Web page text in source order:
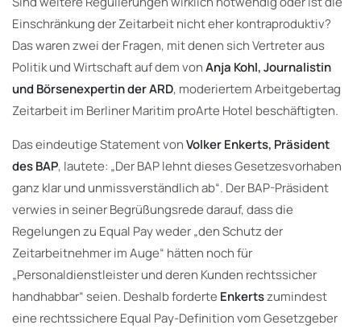
Einschränkung der Zeitarbeit nicht eher kontraproduktiv?
Das waren zwei der Fragen, mit denen sich Vertreter aus
Politik und Wirtschaft auf dem vonAnja Kohl, Journalistin
und Börsenexpertin der ARD, moderiertem Arbeitgebertag
Zeitarbeit im Berliner Maritim proArte Hotel beschäftigten.
Das eindeutige Statement vonVolker Enkerts, Präsident
des BAP, lautete: „Der BAP lehnt dieses Gesetzesvorhaben
ganz klar und unmissverständlich ab“. Der BAP-Präsident
verwies in seiner Begrüßungsrede darauf, dass die
Regelungen zu Equal Pay weder „den Schutz der
Zeitarbeitnehmer im Auge“ hätten noch für
„Personaldienstleister und deren Kunden rechtssicher
handhabbar“ seien. Deshalb forderte Enkertszumindest
eine rechtssichere Equal Pay-Definition vom Gesetzgeber